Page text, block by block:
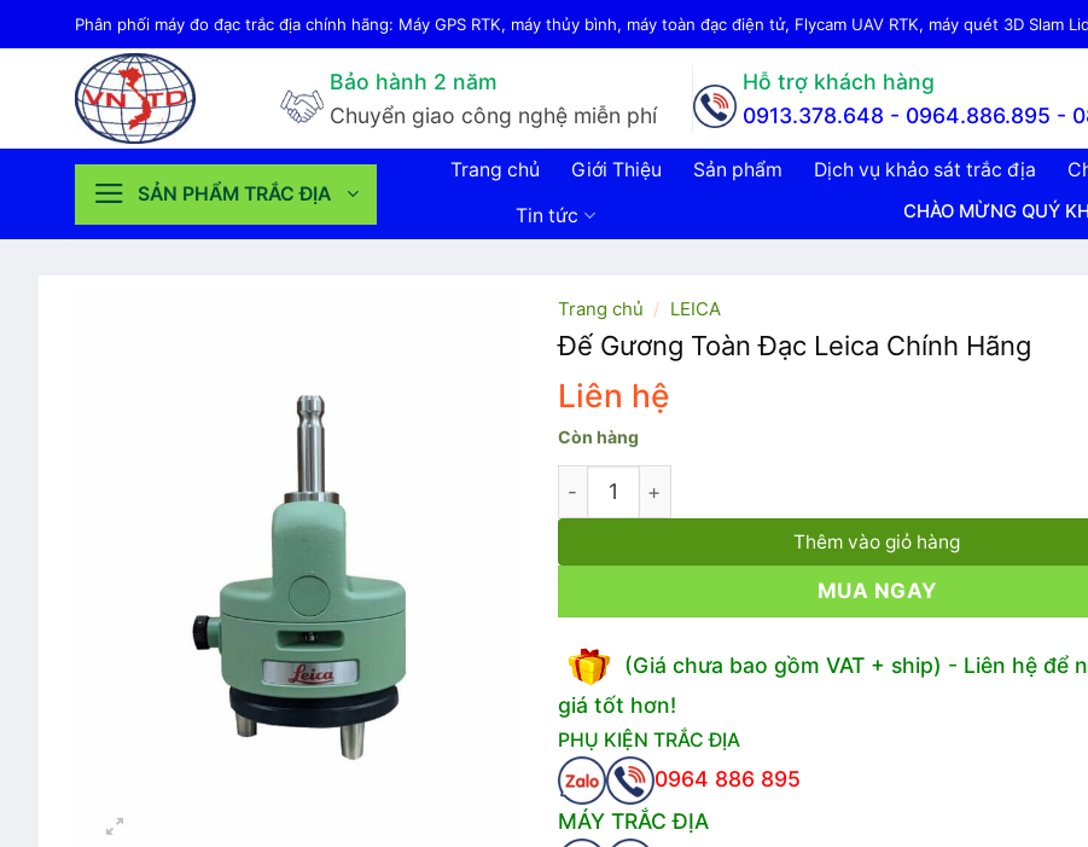
qua
Phân phối máy đo đạc trắc địa chính hãng: Máy GPS RTK, máy thủy bình, máy toàn đạc điện tử, Flycam UAV RTK, máy quét 3D Slam
Bảo hành 2 năm
Chuyển giao công nghệ miễn phí
Hỗ trợ khách hàng
0913.378.648 - 0964.886.895 -
SẢN PHẨM TRẮC ĐỊA
Trang chủ Giới Thiệu Sản phẩm Dịch vụ khảo sát trắc địa
Tin tức
CHÀO MỪNG QUÝ KHÁCH ĐẾN
Trang chủ / LEICA
Đế Gương Toàn Đạc Leica Chính Hãng
Liên hệ
Còn hàng
Đế Gương Toàn Đạc Leica Chính Hãng số lượng
Thêm vào giỏ hàng
MUA NGAY
(Giá chưa bao gồm VAT + ship) - Liên hệ để
giá tốt hơn!
PHỤ KIỆN TRẮC ĐỊA
0964 886 895
MÁY TRẮC ĐỊA